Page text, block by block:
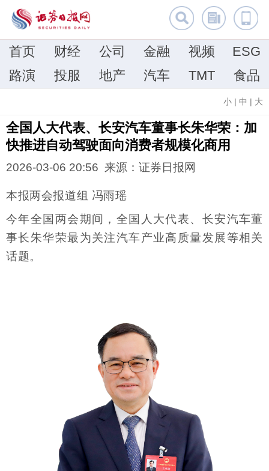
首页 财经 公司 金融 视频
ESG
路演
投服 地产 汽车 TMT 食品
小 | 中 | 大
全国人大代表、长安汽车董事长朱华荣：加
快推进自动驾驶面向消费者规模化商用
2026-03-06 20:56 来源：证券日报网
本报两会报道组 冯雨瑶
今年全国两会期间，全国人大代表、长安汽车董
事长朱华荣最为关注汽车产业高质量发展等相关
话题。